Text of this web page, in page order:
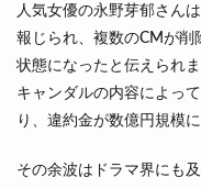
人気女優の永野芽郁さん
報じられ、複数のCMが削
状態になったと伝えられ
キャンダルの内容によっ
り、違約金が数億円規模
その余波はドラマ界にも